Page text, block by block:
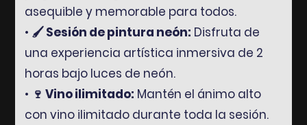
asequible y memorable para todos.
• 🖌️ Sesión de pintura neón: Disfruta de
una experiencia artística inmersiva de 2
horas bajo luces de neón.
• 🍷 Vino ilimitado: Mantén el ánimo alto
con vino ilimitado durante toda la sesión.